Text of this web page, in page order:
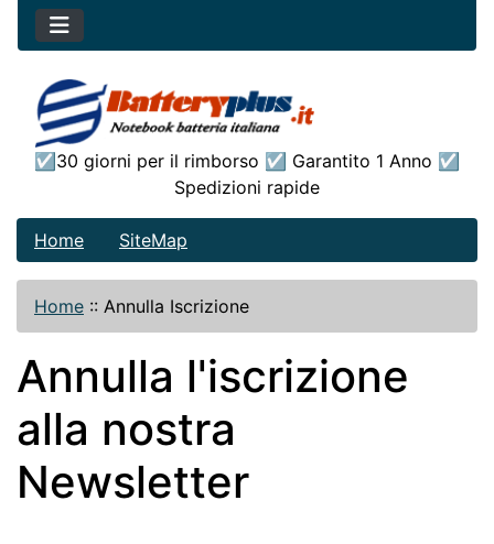
☑30 giorni per il rimborso ☑ Garantito 1 Anno ☑
Spedizioni rapide
Home SiteMap
Home :: Annulla Iscrizione
Annulla l'iscrizione
alla nostra
Newsletter